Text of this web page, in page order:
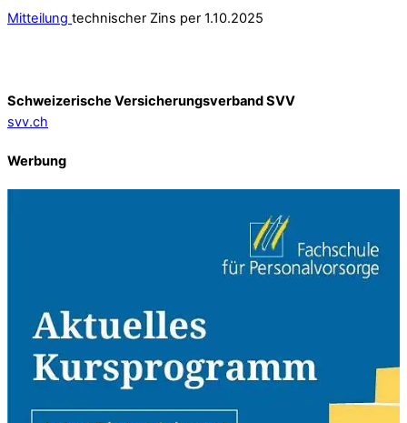
Mitteilung technischer Zins per 1.10.2025
Schweizerische Versicherungsverband SVV
svv.ch
Werbung